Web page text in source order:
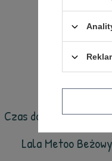
Czas dostawy
Lala Metoo